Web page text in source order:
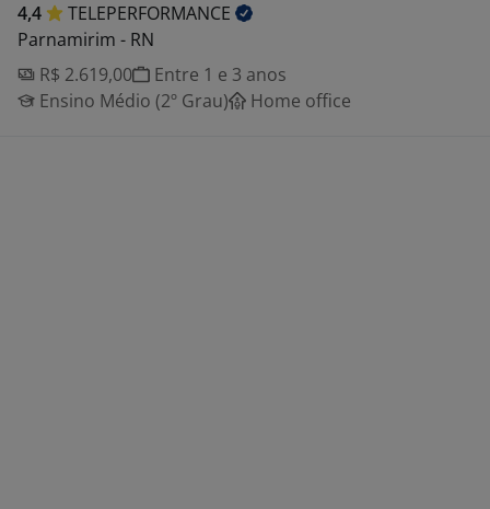
4,4
TELEPERFORMANCE
Parnamirim - RN
R$ 2.619,00
Entre 1 e 3 anos
Ensino Médio (2º Grau)
Home office